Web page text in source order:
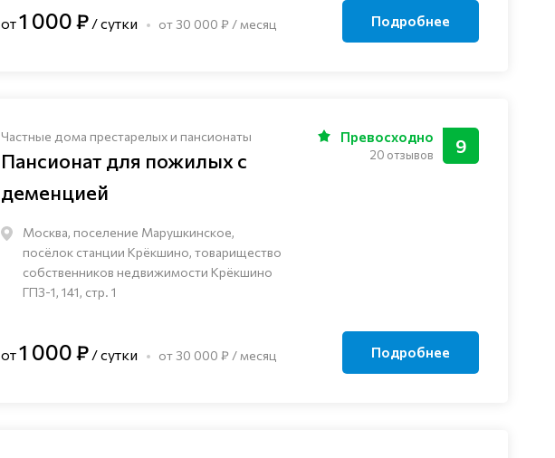
от1 000 ₽ / сутки от 30 000 ₽ / месяц Подробнее
Частные дома престарелых и пансионаты
Пансионат для пожилых с
деменцией
Москва, поселение Марушкинское,
посёлок станции Крёкшино, товарищество
собственников недвижимости Крёкшино
ГПЗ-1, 141, стр. 1
9
Превосходно
20 отзывов
от1 000 ₽ / сутки от 30 000 ₽ / месяц Подробнее